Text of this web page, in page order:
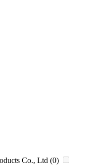
Co., Ltd (0)